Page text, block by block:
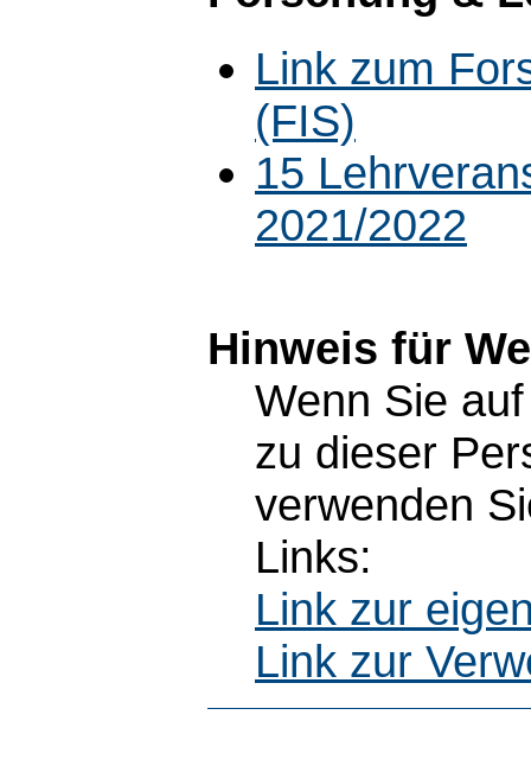
Link zum
(FIS)
15
2021/2022
Hinweis für
Wenn Sie
zu dieser
verwenden
Links:
Link zur
Link zur